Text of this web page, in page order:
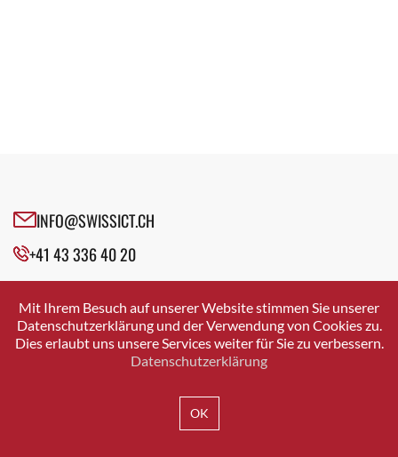
INFO@SWISSICT.CH
+41 43 336 40 20
SWISSICT
VULKANSTRASSE 120
8048 ZURICH
Mit Ihrem Besuch auf unserer Website stimmen Sie unserer
Datenschutzerklärung und der Verwendung von Cookies zu.
Dies erlaubt uns unsere Services weiter für Sie zu verbessern.
Datenschutzerklärung
OK